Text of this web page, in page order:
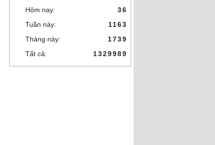
Hôm nay:
36
Tuần này:
1163
Tháng này:
1739
Tất cả:
1329989